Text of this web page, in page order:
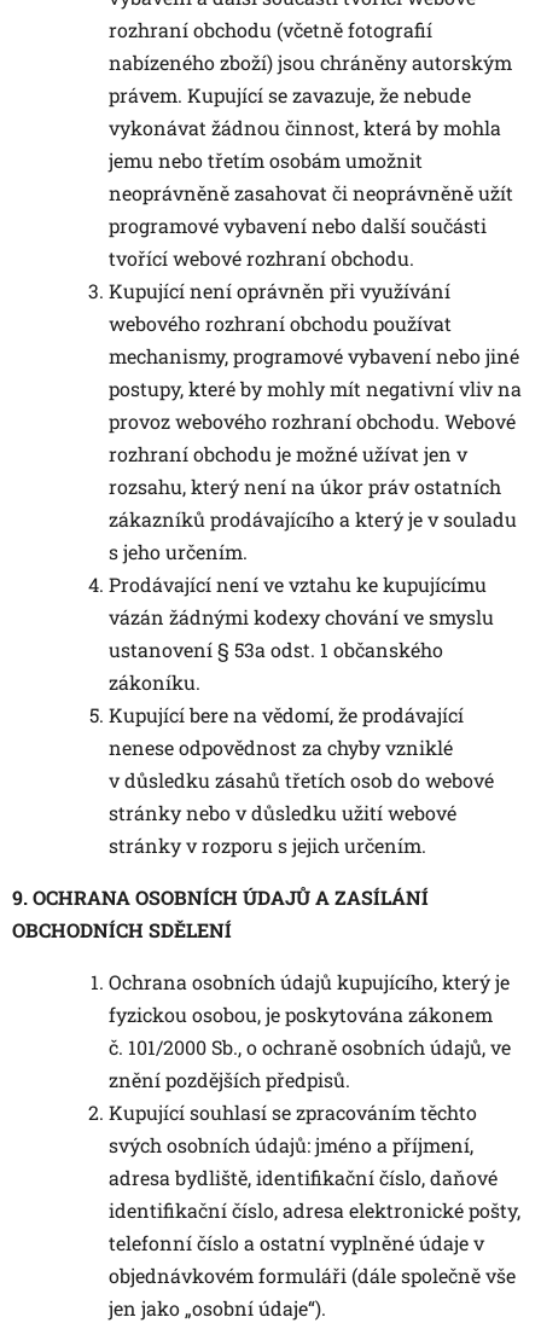
rozhraní obchodu (včetně fotografií
nabízeného zboží) jsou chráněny autorským
právem. Kupující se zavazuje, že nebude
vykonávat žádnou činnost, která by mohla
jemu nebo třetím osobám umožnit
neoprávněně zasahovat či neoprávněně užít
programové vybavení nebo další součásti
tvořící webové rozhraní obchodu.
Kupující není oprávněn při využívání
webového rozhraní obchodu používat
mechanismy, programové vybavení nebo jiné
postupy, které by mohly mít negativní vliv na
provoz webového rozhraní obchodu. Webové
rozhraní obchodu je možné užívat jen v
rozsahu, který není na úkor práv ostatních
zákazníků prodávajícího a který je v souladu
s jeho určením.
Prodávající není ve vztahu ke kupujícímu
vázán žádnými kodexy chování ve smyslu
ustanovení § 53a odst. 1 občanského
zákoníku.
Kupující bere na vědomí, že prodávající
nenese odpovědnost za chyby vzniklé
v důsledku zásahů třetích osob do webové
stránky nebo v důsledku užití webové
stránky v rozporu s jejich určením.
9. OCHRANA OSOBNÍCH ÚDAJŮ A ZASÍLÁNÍ
OBCHODNÍCH SDĚLENÍ
Ochrana osobních údajů kupujícího, který je
fyzickou osobou, je poskytována zákonem
č. 101/2000 Sb., o ochraně osobních údajů, ve
znění pozdějších předpisů.
Kupující souhlasí se zpracováním těchto
svých osobních údajů: jméno a příjmení,
adresa bydliště, identifikační číslo, daňové
identifikační číslo, adresa elektronické pošty,
telefonní číslo a ostatní vyplněné údaje v
objednávkovém formuláři (dále společně vše
jen jako „osobní údaje“).